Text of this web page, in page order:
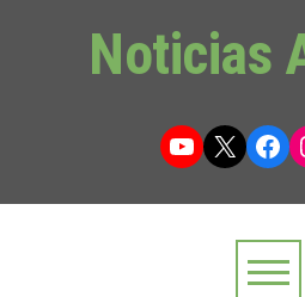
Noticias
YouTube
X